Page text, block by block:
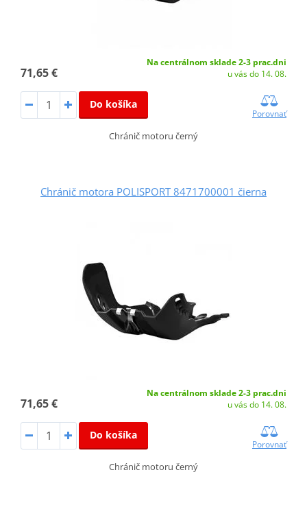
71,65 €
Na centrálnom sklade 2-3 prac.dni
u vás do 14. 08.
Do košíka
Porovnať
Chránič motoru černý
Chránič motora POLISPORT 8471700001 čierna
71,65 €
Na centrálnom sklade 2-3 prac.dni
u vás do 14. 08.
Do košíka
Porovnať
Chránič motoru černý